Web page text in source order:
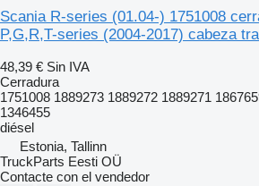
Scania R-series (01.04-) 1751008
P,G,R,T-series (2004-2017) cabeza
48,39 € Sin IVA
Cerradura
1751008 1889273 1889272 1889271
1346455
diésel
Estonia, Tallinn
TruckParts Eesti OÜ
Contacte con el vendedor